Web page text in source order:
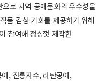
로 지역 공예문화의 우수성을
품 감상 기회를 제공하기 위해
참여해 정성껏 제작한
, 전통자수, 라탄공예,